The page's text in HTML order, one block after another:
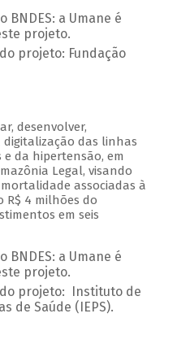
BNDES: a Umane é
projeto.
projeto: Fundação
desenvolver,
das linhas
da hipertensão, em
Legal, visando
associadas à
R$ 4 milhões do
em seis
BNDES: a Umane é
projeto.
projeto: Instituto de
de Saúde (IEPS).